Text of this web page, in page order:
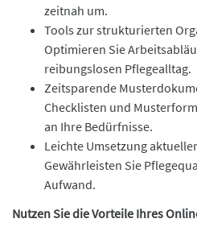
zeitnah um.
Tools zur strukturierten
Optimieren Sie
reibungslosen Pflegealltag.
Zeitsparende
Checklisten und
an Ihre Bedürfnisse.
Leichte Umsetzung
Gewährleisten Sie
Aufwand.
Nutzen Sie die Vorteile Ihres